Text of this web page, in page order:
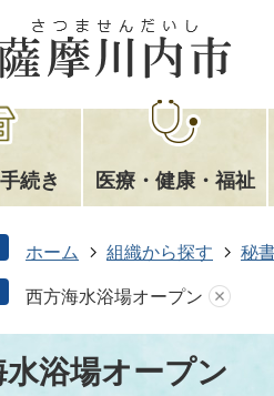
続き 医療・健康・福祉
ホーム 組織から探す 秘
西方海水浴場オープン
浴場オープン